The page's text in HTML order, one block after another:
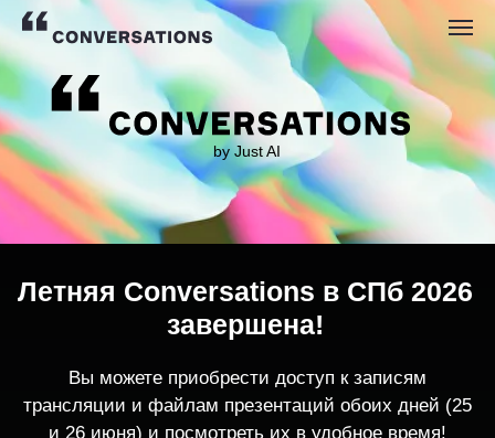
by Just AI
трансляции и файлам презентаций обоих дней (25
После оплаты на указанную Вами почту придет
записей трансляции возможен только с одного
устройства единовременно.
По любым вопросам пишите
contact@conversations-ai.co m
Летняя Conversations в СПб 2026
завершена!